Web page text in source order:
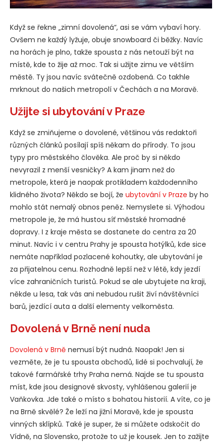
Když se řekne „zimní dovolená“, asi se vám vybaví hory.
Ovšem ne každý lyžuje, obuje snowboard či běžky. Navíc
na horách je plno, takže spousta z nás netouží být na
místě, kde to žije až moc. Tak si užijte zimu ve větším
městě. Ty jsou navíc svátečně ozdobená. Co takhle
mrknout do našich metropolí v Čechách a na Moravě.
Užijte si ubytování v Praze
Když se zmiňujeme o dovolené, většinou vás redaktoři
různých článků posílají spíš někam do přírody. To jsou
typy pro městského člověka. Ale proč by si někdo
nevyrazil z menší vesničky? A kam jinam než do
metropole, která je naopak protikladem každodenního
klidného života? Někdo se bojí, že ubytování v Praze by ho
mohlo stát nemalý obnos peněz. Nemyslete si. Výhodou
metropole je, že má hustou síť městské hromadné
dopravy. I z kraje města se dostanete do centra za 20
minut. Navíc i v centru Prahy je spousta hotýlků, kde sice
nemáte například pozlacené kohoutky, ale ubytování je
za přijatelnou cenu. Rozhodně lepší než v létě, kdy jezdí
více zahraničních turistů. Pokud se ale ubytujete na kraji,
někde u lesa, tak vás ani nebudou rušit živí návštěvníci
barů, jezdící auta a další elementy velkoměsta.
Dovolená v Brně není nuda
Dovolená v Brně nemusí být nudná. Naopak! Jen si
vezměte, že je tu spousta obchodů, lidé si pochvalují, že
takové farmářské trhy Praha nemá. Najde se tu spousta
míst, kde jsou designové skvosty, vyhlášenou galerií je
Vaňkovka. Jde také o místo s bohatou historií. A víte, co je
na Brně skvělé? Že leží na jižní Moravě, kde je spousta
vinných sklípků. Také je super, že si můžete odskočit do
Vídně, na Slovensko, protože to už je kousek. Jen to zažijte